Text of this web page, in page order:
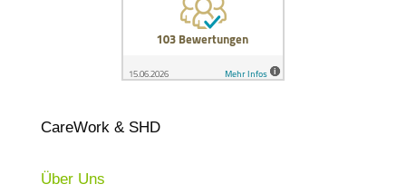
CareWork & SHD
Über Uns